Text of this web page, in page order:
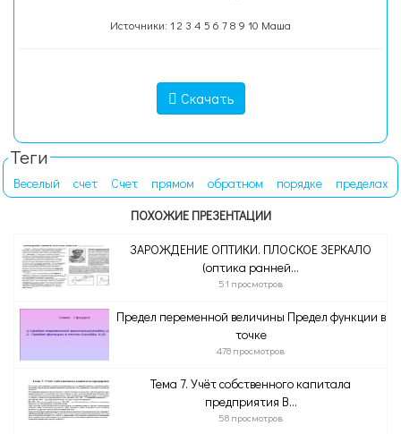
Источники: 1 2 3 4 5 6 7 8 9 10 Маша
Скачать
Теги
Веселый счет Счет прямом обратном порядке
пределах
ПОХОЖИЕ ПРЕЗЕНТАЦИИ
ЗАРОЖДЕНИЕ ОПТИКИ. ПЛОСКОЕ ЗЕРКАЛО
(оптика ранней...
51 просмотров
Предел переменной величины Предел функции в
точке
478 просмотров
Тема 7. Учёт собственного капитала
предприятия В...
58 просмотров